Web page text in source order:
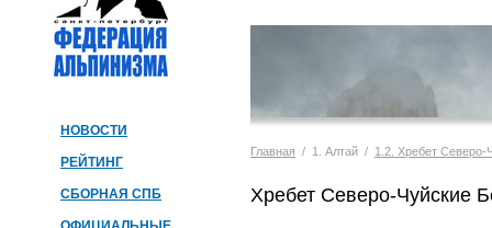
НОВОСТИ
РЕЙТИНГ
СБОРНАЯ СПБ
Главная / 1. Алтай / 1.2. Хребет Северо-
Хребет Северо-Чуйские